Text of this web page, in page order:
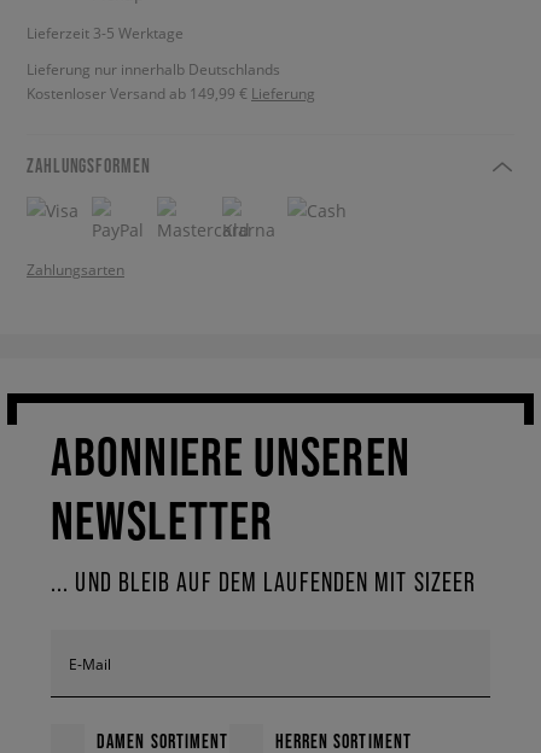
Lieferzeit 3-5 Werktage
Lieferung nur innerhalb Deutschlands
Kostenloser Versand ab 149,99 € Lieferung
ZAHLUNGSFORMEN
Zahlungsarten
ABONNIERE UNSEREN
NEWSLETTER
... UND BLEIB AUF DEM LAUFENDEN MIT SIZEER
E-Mail
DAMEN SORTIMENT HERREN SORTIMENT